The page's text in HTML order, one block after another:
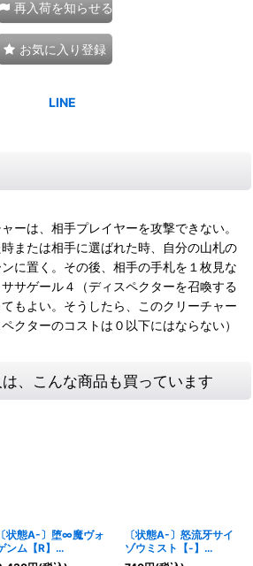
再入荷を知らせる
お気に入り登録
ーは、相手プレイヤーを攻撃できない。
または相手に選ばれた時、自分の山札の
に置く。その後、相手の手札を１枚見な
サゲール４（ディスペクターを召喚する
もよい。そうしたら、このクリーチャー
クターのコストは０以下にはならない）
、こんな商品も買っています
〔状態A-〕堕∞魔ヴォ
ンム【R】
H12}
〔状態A-〕怒流牙サイ
ゾウミスト【-】
{P17/Y20}《多》